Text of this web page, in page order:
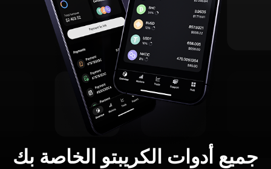
جميع أدوات الكريبتو الخاصة بك